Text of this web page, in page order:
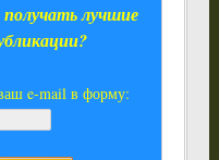
лучшие
e-mail в форму: